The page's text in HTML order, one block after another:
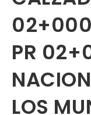
PR
LOS